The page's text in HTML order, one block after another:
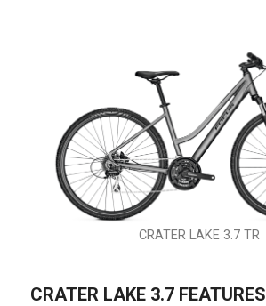
CRATER LAKE 3.7 TR
CRATER LAKE 3.7 FEATURES